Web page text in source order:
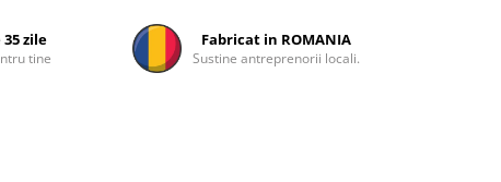
zile
tine
Fabricat in ROMANIA
Sustine antreprenorii locali.